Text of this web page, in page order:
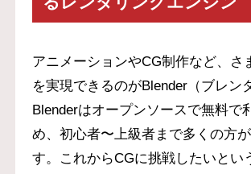
アニメーションやCG制作など、さ
を実現できるのがBlender（ブレン
Blenderはオープンソースで無料で
め、初心者〜上級者まで多くの方
す。これからCGに挑戦したいとい